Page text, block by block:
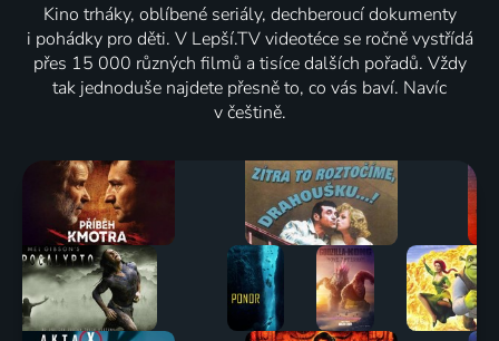
Kino trháky, oblíbené seriály, dechberoucí dokumenty
i pohádky pro děti. V Lepší.TV videotéce se ročně vystřídá
přes 15 000 různých filmů a tisíce dalších pořadů. Vždy
tak jednoduše najdete přesně to, co vás baví. Navíc
v češtině.